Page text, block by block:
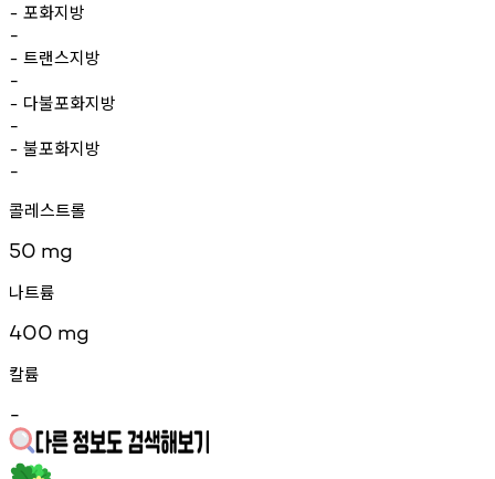
- 포화지방
-
- 트랜스지방
-
- 다불포화지방
-
- 불포화지방
-
콜레스트롤
50 mg
나트륨
400 mg
칼륨
-